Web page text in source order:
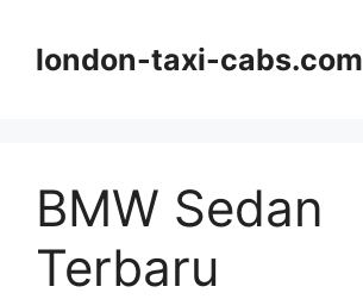
london-taxi-cabs.com
BMW Sedan
Terbaru